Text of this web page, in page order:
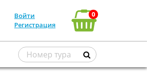
Войти
Регистрация
0